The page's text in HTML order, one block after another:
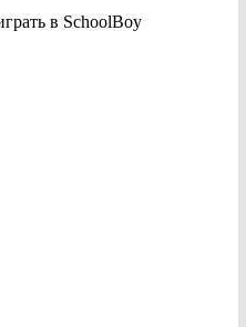
в SchoolBoy